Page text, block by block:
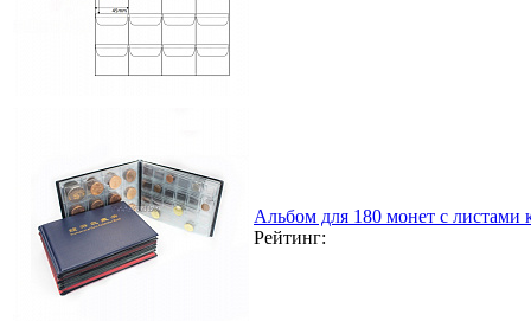
Альбом для 180 монет с
Рейтинг: